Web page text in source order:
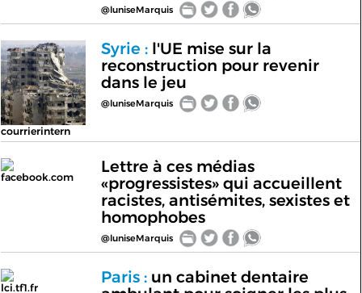
@luniseMarquis
courrierintern
Syrie :l'UE mise sur la
reconstruction pour revenir
dans le jeu
@luniseMarquis
facebook.com
Lettre à ces médias
«progressistes» qui accueillent
racistes, antisémites, sexistes et
homophobes
@luniseMarquis
lci.tf1.fr
Paris :un cabinet dentaire